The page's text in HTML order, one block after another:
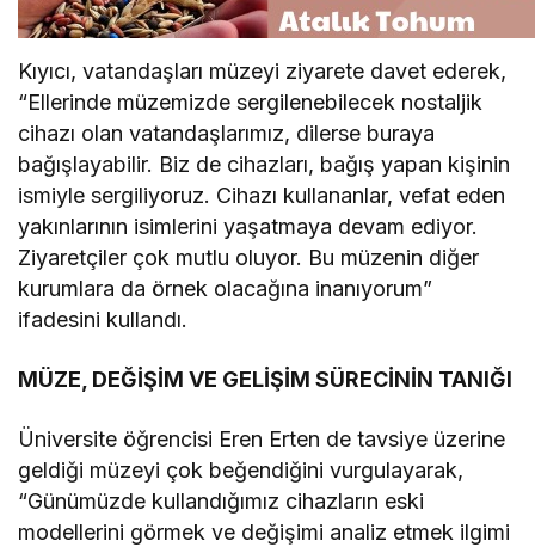
Kıyıcı, vatandaşları müzeyi ziyarete davet ederek,
“Ellerinde müzemizde sergilenebilecek nostaljik
cihazı olan vatandaşlarımız, dilerse buraya
bağışlayabilir. Biz de cihazları, bağış yapan kişinin
ismiyle sergiliyoruz. Cihazı kullananlar, vefat eden
yakınlarının isimlerini yaşatmaya devam ediyor.
Ziyaretçiler çok mutlu oluyor. Bu müzenin diğer
kurumlara da örnek olacağına inanıyorum”
ifadesini kullandı.
MÜZE, DEĞİŞİM VE GELİŞİM SÜRECİNİN TANIĞI
Üniversite öğrencisi Eren Erten de tavsiye üzerine
geldiği müzeyi çok beğendiğini vurgulayarak,
“Günümüzde kullandığımız cihazların eski
modellerini görmek ve değişimi analiz etmek ilgimi